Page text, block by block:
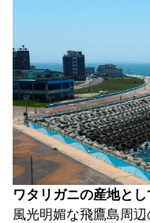
ワタリガニの産地と
風光明媚な飛鷹島周